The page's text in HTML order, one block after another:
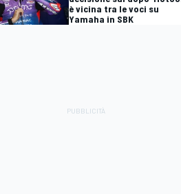
è vicina tra le voci su
Yamaha in SBK